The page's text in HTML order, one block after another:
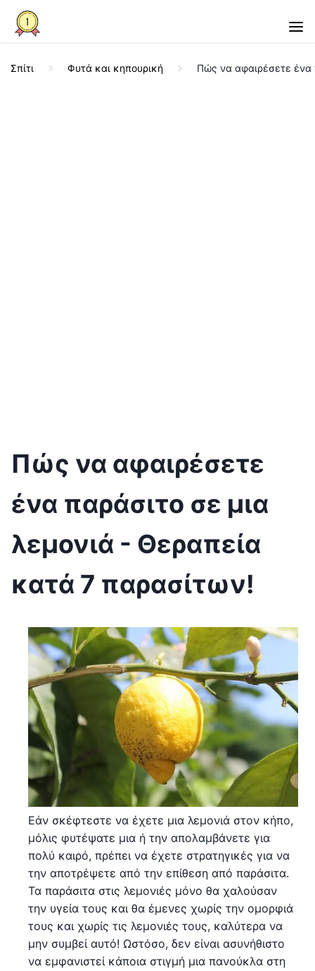
Σπίτι Φυτά και κηπουρική Πώς να αφαιρέσετε ένα
Πώς να αφαιρέσετε
ένα παράσιτο σε μια
λεμονιά - Θεραπεία
κατά 7 παρασίτων!
Εάν σκέφτεστε να έχετε μια λεμονιά στον κήπο,
μόλις φυτέψατε μια ή την απολαμβάνετε για
πολύ καιρό, πρέπει να έχετε στρατηγικές για να
την αποτρέψετε από την επίθεση από παράσιτα.
Τα παράσιτα στις λεμονιές μόνο θα χαλούσαν
την υγεία τους και θα έμενες χωρίς την ομορφιά
τους και χωρίς τις λεμονιές τους, καλύτερα να
μην συμβεί αυτό! Ωστόσο, δεν είναι ασυνήθιστο
να εμφανιστεί κάποια στιγμή μια πανούκλα στη